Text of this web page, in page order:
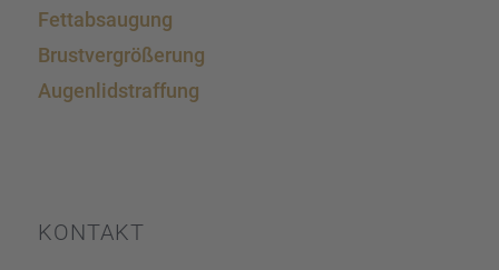
Fettab­sau­gung
Brust­ver­grö­ße­rung
Augen­lid­s­traf­fung
KONTAKT